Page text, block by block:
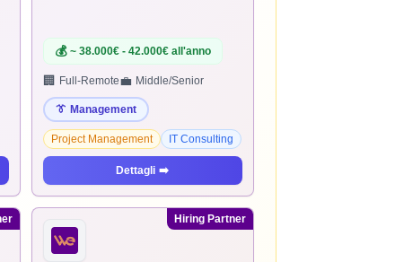
💰 ~ 38.000€ - 42.000€ all'anno
🏢 Full-Remote💼 Middle/Senior
👔 Management
Project Management IT Consulting
Dettagli ➡️
Hiring Partner